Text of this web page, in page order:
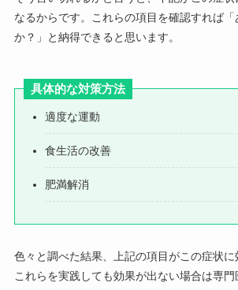
なるからです。これらの項目を確認すれば「
か？」と納得できると思います。
具体的な対策方法
適度な運動
食生活の改善
肥満解消
色々と調べた結果、上記の項目がこの症状に
これらを実践しても効果が出ない場合は専